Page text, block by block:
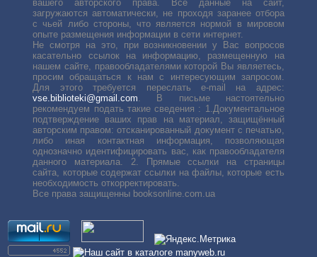
вашего авторского права. Все данные на сайт,
загружаются автоматически, не проходя заранее отбора
с чьей либо стороны, что является нормой в мировом
опыте размещения информации в сети интернет.
Не смотря на это, при возникновении у Вас вопросов
касательно ссылок на информацию, размещенную на
нашем сайте, правообладателями которой Вы являетесь,
просим обращаться к нам с интересующим запросом.
Для этого требуется переслать е-mail на адрес:
vse.biblioteki@gmail.com. В письме настоятельно
рекомендуем подать такие сведения : 1.Документальное
подтверждение ваших прав на материал, защищённый
авторским правом: отсканированный документ с печатью,
либо иная контактная информация, позволяющая
однозначно идентифицировать вас, как правообладателя
данного материала. 2. Прямые ссылки на страницы
сайта, которые содержат ссылки на файлы, которые есть
необходимость откорректировать.
Все права защищенны booksonline.com.ua